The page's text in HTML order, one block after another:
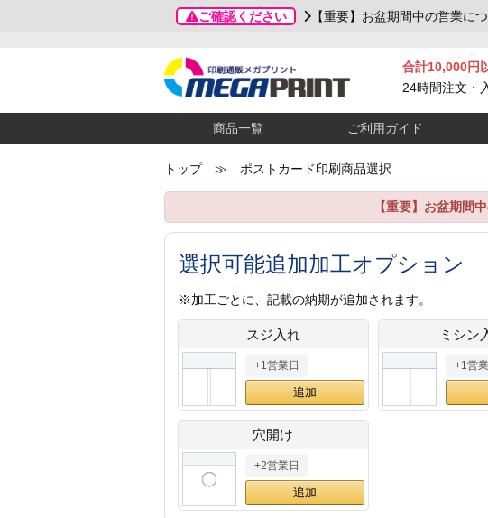
ご確認ください 【重要】お盆期間中の営業に
合計10,000円
24時間注文・
商品一覧 ご利用ガイド
トップ≫ ポストカード印刷商品選択
【重要】お盆期間
選択可能追加加工オプション
※加工ごとに、記載の納期が追加されます。
スジ入れ
+1営業日
ミシン
+1営
穴開け
+2営業日